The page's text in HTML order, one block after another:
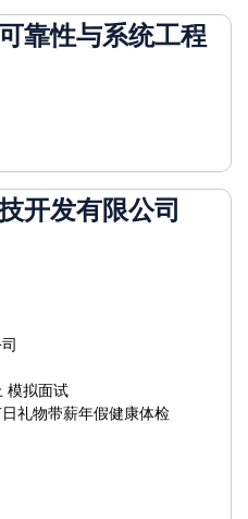
靠性与系统工程
开发有限公司
模拟面试
礼物带薪年假健康体检